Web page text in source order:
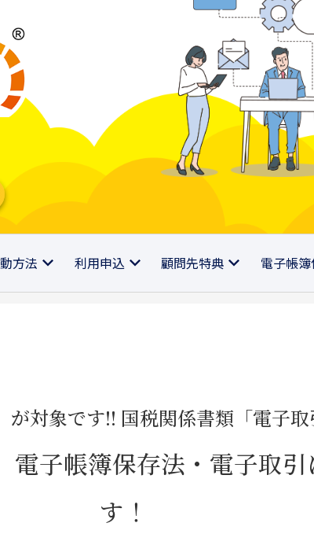
方法 利用申込 顧問先特典 電子帳
対象です!! 国税関係書類「電子取
電子帳簿保存法・電子取
す！